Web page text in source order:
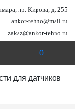
пр. Кирова, д. 255
ankor-tehno@mail.ru
zakaz@ankor-tehno.ru
0
для датчиков